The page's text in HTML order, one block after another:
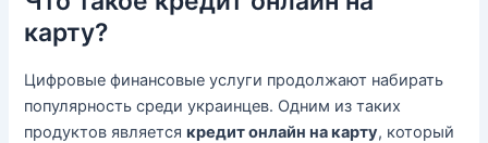
карту?
Цифровые финансовые услуги продолжают набирать
популярность среди украинцев. Одним из таких
продуктов являетсякредит онлайн на карту, который